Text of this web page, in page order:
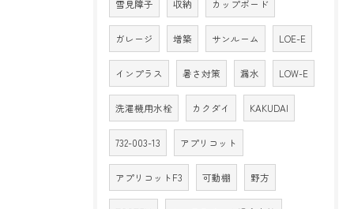
雪見障子 収納 カップボード
ガレージ 増築 サンルーム LOE-E
インプラス 暑さ対策 漏水 LOW-E
洗濯機用水栓 カクダイ KAKUDAI
732-003-13 アプリコット
アプリコットF3 可動棚 野方